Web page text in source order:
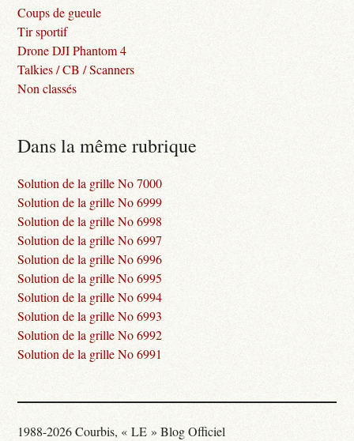
Coups de gueule
Tir sportif
Drone DJI Phantom 4
Talkies / CB / Scanners
Non classés
Dans la même rubrique
Solution de la grille No 7000
Solution de la grille No 6999
Solution de la grille No 6998
Solution de la grille No 6997
Solution de la grille No 6996
Solution de la grille No 6995
Solution de la grille No 6994
Solution de la grille No 6993
Solution de la grille No 6992
Solution de la grille No 6991
1988-2026 Courbis, « LE » Blog Officiel